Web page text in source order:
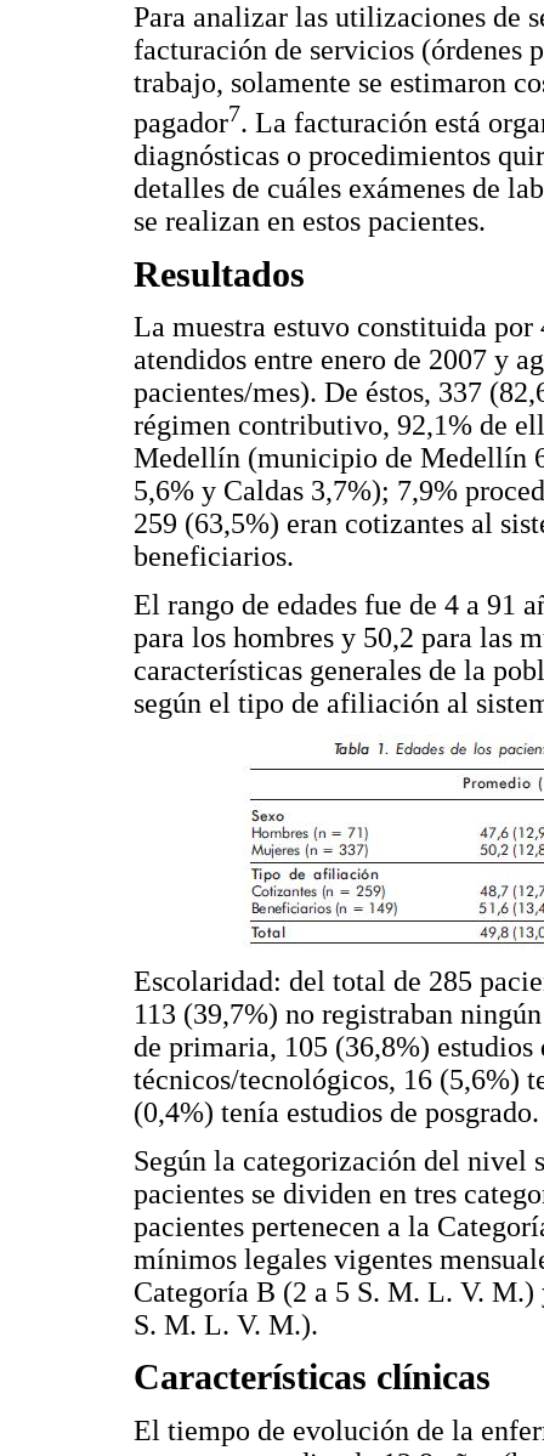
Para analizar las utilizaciones de
facturación de servicios (órdenes
trabajo, solamente se estimaron
pagador7. La facturación está
diagnósticas o procedimientos
detalles de cuáles exámenes de
se realizan en estos pacientes.
Resultados
La muestra estuvo constituida
atendidos entre enero de 2007 y
pacientes/mes). De éstos, 337
régimen contributivo, 92,1% de
Medellín (municipio de Medellín
5,6% y Caldas 3,7%); 7,9%
259 (63,5%) eran cotizantes al
beneficiarios.
El rango de edades fue de 4 a 91
para los hombres y 50,2 para las
características generales de la
según el tipo de afiliación al
Escolaridad: del total de 285
113 (39,7%) no registraban
de primaria, 105 (36,8%)
técnicos/tecnológicos, 16 (5,6%)
(0,4%) tenía estudios de posgrado.
Según la categorización del nivel
pacientes se dividen en tres
pacientes pertenecen a la
mínimos legales vigentes
Categoría B (2 a 5 S. M. L. V.
S. M. L. V. M.).
Características clínicas
El tiempo de evolución de la